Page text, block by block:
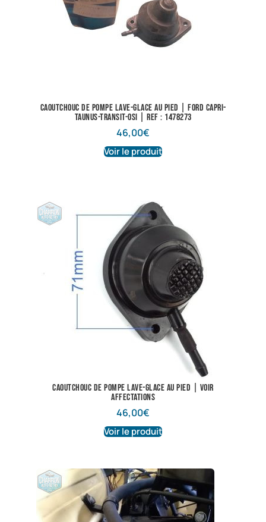
Caoutchouc de pompe lave-glace au pied | Ford Capri-
Taunus-Transit-Osi | Ref : 1478273
46,00€
Voir le produit
Caoutchouc de pompe lave-glace au pied | Voir
affectations
46,00€
Voir le produit